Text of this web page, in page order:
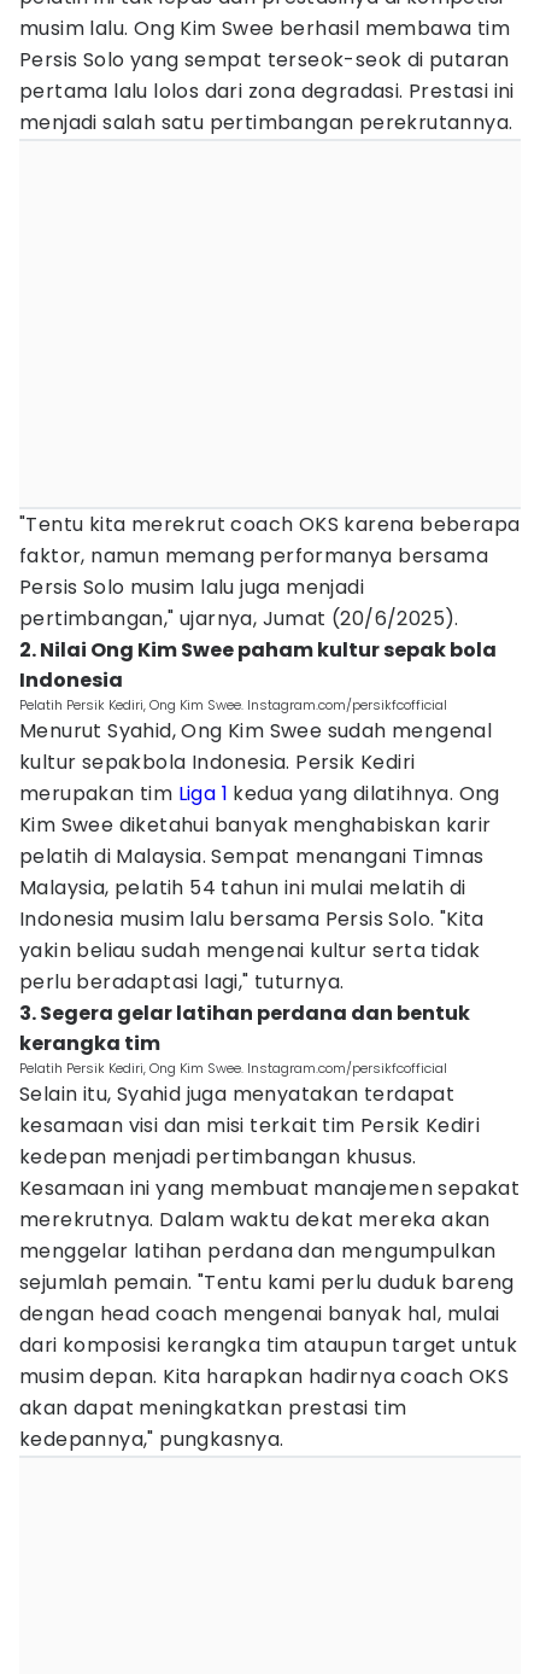
musim lalu. Ong Kim Swee berhasil membawa tim
Persis Solo yang sempat terseok-seok di putaran
pertama lalu lolos dari zona degradasi. Prestasi ini
menjadi salah satu pertimbangan perekrutannya.
"Tentu kita merekrut coach OKS karena beberapa
faktor, namun memang performanya bersama
Persis Solo musim lalu juga menjadi
pertimbangan," ujarnya, Jumat (20/6/2025).
2. Nilai Ong Kim Swee paham kultur sepak bola
Indonesia
Pelatih Persik Kediri, Ong Kim Swee. Instagram.com/persikfcofficial
Menurut Syahid, Ong Kim Swee sudah mengenal
kultur sepakbola Indonesia. Persik Kediri
merupakan tim Liga 1 kedua yang dilatihnya. Ong
Kim Swee diketahui banyak menghabiskan karir
pelatih di Malaysia. Sempat menangani Timnas
Malaysia, pelatih 54 tahun ini mulai melatih di
Indonesia musim lalu bersama Persis Solo. "Kita
yakin beliau sudah mengenai kultur serta tidak
perlu beradaptasi lagi," tuturnya.
3. Segera gelar latihan perdana dan bentuk
kerangka tim
Pelatih Persik Kediri, Ong Kim Swee. Instagram.com/persikfcofficial
Selain itu, Syahid juga menyatakan terdapat
kesamaan visi dan misi terkait tim Persik Kediri
kedepan menjadi pertimbangan khusus.
Kesamaan ini yang membuat manajemen sepakat
merekrutnya. Dalam waktu dekat mereka akan
menggelar latihan perdana dan mengumpulkan
sejumlah pemain. "Tentu kami perlu duduk bareng
dengan head coach mengenai banyak hal, mulai
dari komposisi kerangka tim ataupun target untuk
musim depan. Kita harapkan hadirnya coach OKS
akan dapat meningkatkan prestasi tim
kedepannya," pungkasnya.